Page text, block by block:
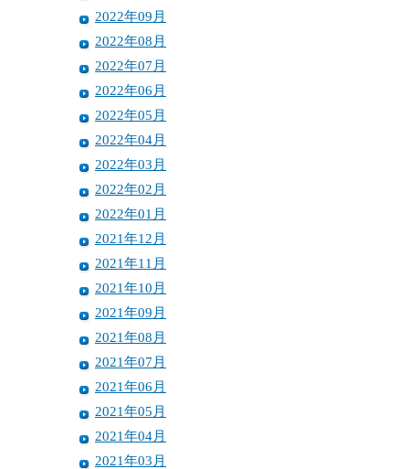
2022年09月
2022年08月
2022年07月
2022年06月
2022年05月
2022年04月
2022年03月
2022年02月
2022年01月
2021年12月
2021年11月
2021年10月
2021年09月
2021年08月
2021年07月
2021年06月
2021年05月
2021年04月
2021年03月